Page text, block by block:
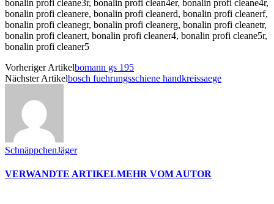
bonalin profi cleane3r, bonalin profi clean4er, bonalin profi cleane4r,
bonalin profi cleanere, bonalin profi cleanerd, bonalin profi cleanerf,
bonalin profi cleanegr, bonalin profi cleanerg, bonalin profi cleanetr,
bonalin profi cleanert, bonalin profi cleaner4, bonalin profi cleane5r,
bonalin profi cleaner5
Vorheriger Artikelbomann gs 195
Nächster Artikelbosch fuehrungsschiene handkreissaege
SchnäppchenJäger
VERWANDTE ARTIKELMEHR VOM AUTOR